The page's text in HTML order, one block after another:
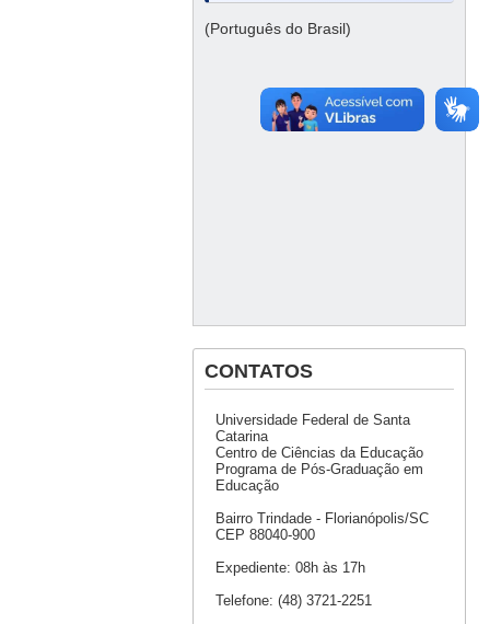
(Português do Brasil)
CONTATOS
Universidade Federal de Santa
Catarina
Centro de Ciências da Educação
Programa de Pós-Graduação em
Educação
Bairro Trindade - Florianópolis/SC
CEP 88040-900
Expediente: 08h às 17h
Telefone: (48) 3721-2251